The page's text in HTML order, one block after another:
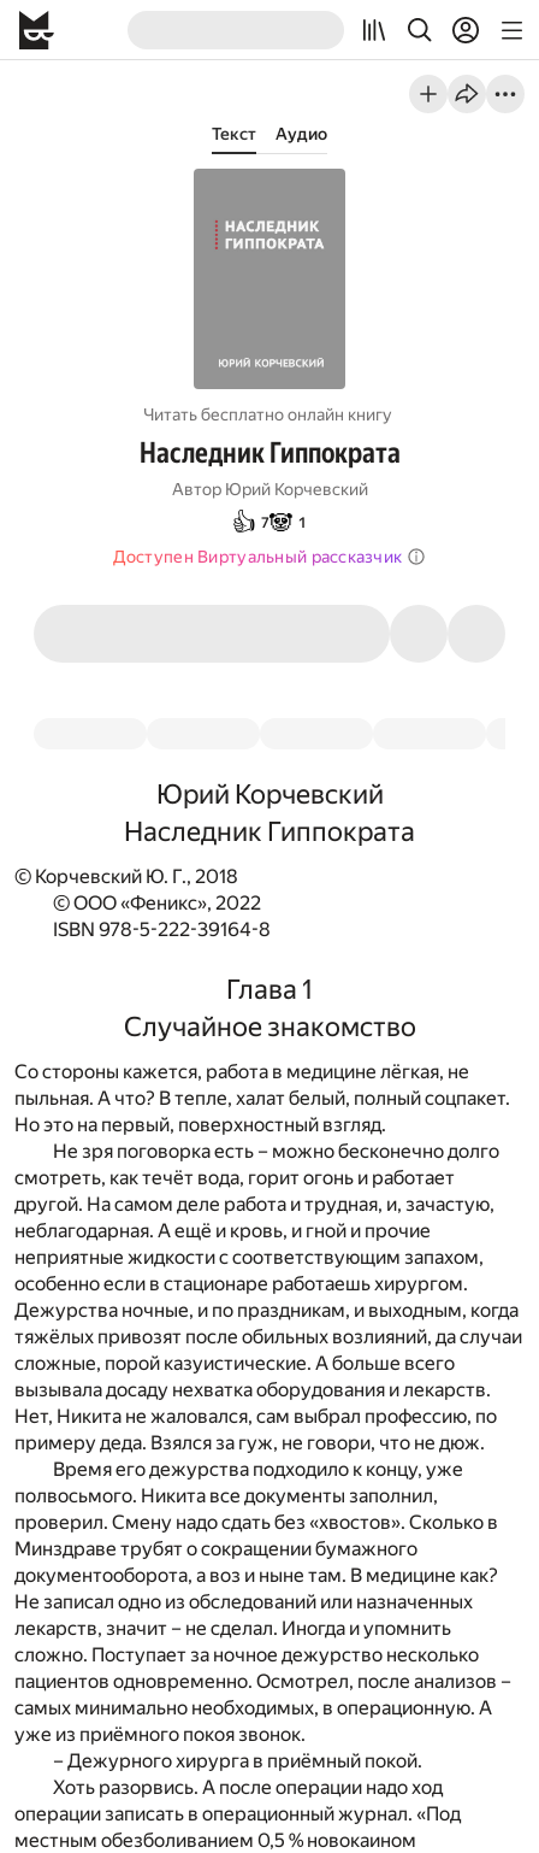
Текст Аудио
Читать бесплатно онлайн книгу
Наследник Гиппократа
Автор Юрий Корчевский
👍 7🐼 1
Доступен Виртуальный рассказчик
Юрий Корчевский
Наследник Гиппократа
© Корчевский Ю. Г., 2018
© ООО «Феникс», 2022
ISBN 978-5-222-39164-8
Глава 1
Случайное знакомство
Со стороны кажется, работа в медицине лёгкая, не
пыльная. А что? В тепле, халат белый, полный соцпакет.
Но это на первый, поверхностный взгляд.
Не зря поговорка есть – можно бесконечно долго
смотреть, как течёт вода, горит огонь и работает
другой. На самом деле работа и трудная, и, зачастую,
неблагодарная. А ещё и кровь, и гной и прочие
неприятные жидкости с соответствующим запахом,
особенно если в стационаре работаешь хирургом.
Дежурства ночные, и по праздникам, и выходным, когда
тяжёлых привозят после обильных возлияний, да случаи
сложные, порой казуистические. А больше всего
вызывала досаду нехватка оборудования и лекарств.
Нет, Никита не жаловался, сам выбрал профессию, по
примеру деда. Взялся за гуж, не говори, что не дюж.
Время его дежурства подходило к концу, уже
полвосьмого. Никита все документы заполнил,
проверил. Смену надо сдать без «хвостов». Сколько в
Минздраве трубят о сокращении бумажного
документооборота, а воз и ныне там. В медицине как?
Не записал одно из обследований или назначенных
лекарств, значит – не сделал. Иногда и упомнить
сложно. Поступает за ночное дежурство несколько
пациентов одновременно. Осмотрел, после анализов –
самых минимально необходимых, в операционную. А
уже из приёмного покоя звонок.
– Дежурного хирурга в приёмный покой.
Хоть разорвись. А после операции надо ход
операции записать в операционный журнал. «Под
местным обезболиванием 0,5 % новокаином